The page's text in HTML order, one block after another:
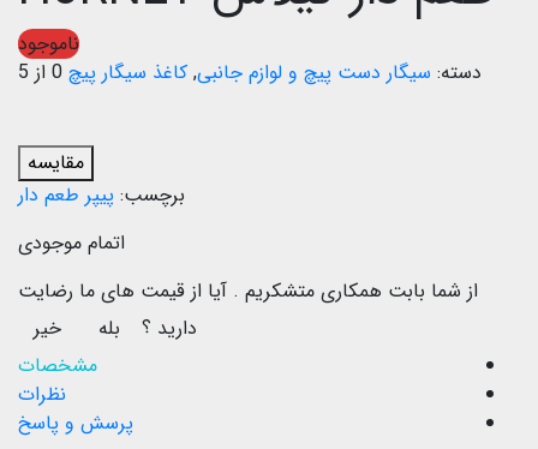
ناموجود
دسته: سیگار دست پیچ و لوازم جانبی, کاغذ سیگار پیچ 0 از 5
مقایسه
برچسب: پیپر طعم دار
اتمام موجودی
از شما بابت همکاری متشکریم . آیا از قیمت های ما رضایت
دارید ؟
بله
خیر
مشخصات
نظرات
پرسش و پاسخ